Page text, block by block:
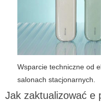
Wsparcie techniczne od
salonach stacjonarnych.
Jak zaktualizować e